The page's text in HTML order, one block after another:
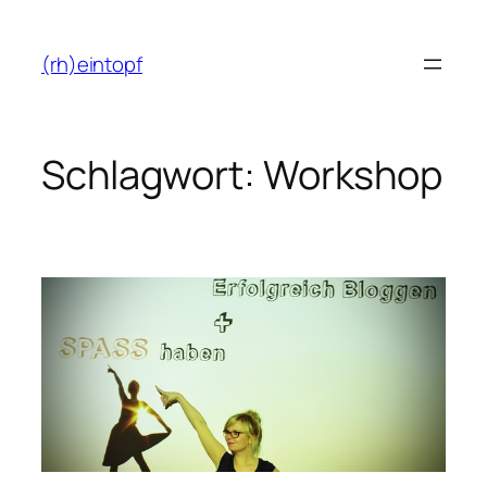
Inhalt
springen
(rh)eintopf
Schlagwort: Workshop